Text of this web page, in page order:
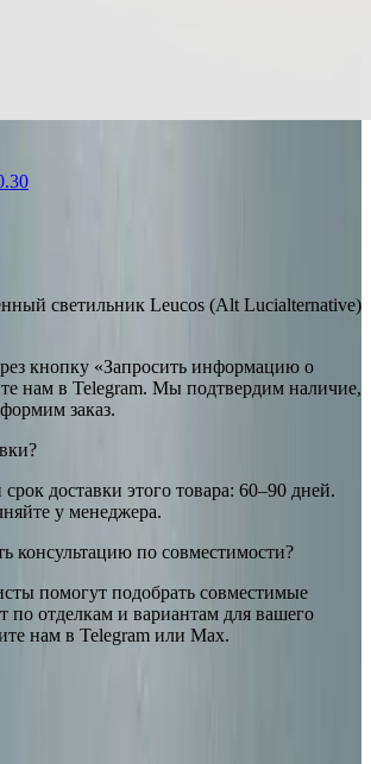
светильник Leucos (Alt Lucialternative)
кнопку «Запросить информацию о
нам в Telegram. Мы подтвердим наличие,
заказ.
доставки этого товара: 60–90 дней.
у менеджера.
консультацию по совместимости?
помогут подобрать совместимые
по отделкам и вариантам для вашего
нам в Telegram или Max.